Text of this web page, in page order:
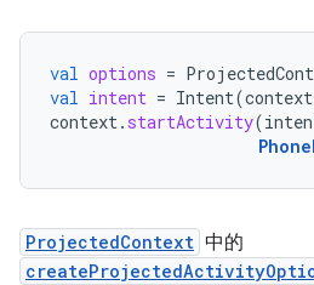
val options =
val intent = Intent(context
context. startActivity(
ProjectedContext 中的